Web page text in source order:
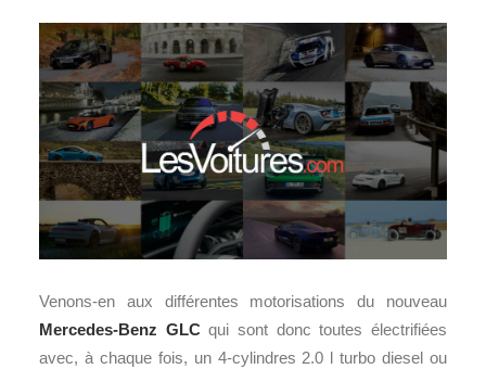
Venons-en aux différentes motorisations du nouveau
Mercedes-Benz GLCqui sont donc toutes électrifiées
avec, à chaque fois, un 4-cylindres 2.0 l turbo diesel ou